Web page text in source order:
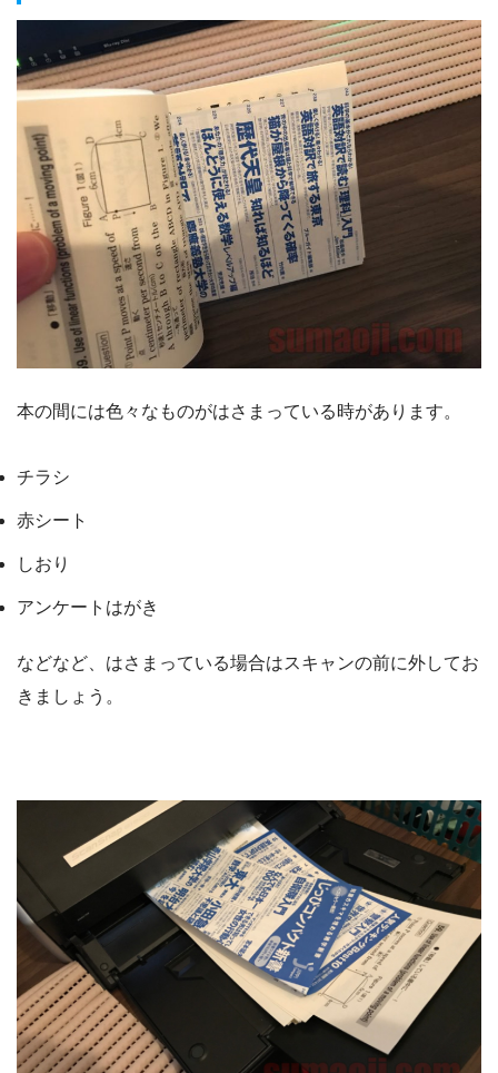
本の間には色々なものがはさまっている時があります。
チラシ
赤シート
しおり
アンケートはがき
などなど、はさまっている場合はスキャンの前に外してお
きましょう。